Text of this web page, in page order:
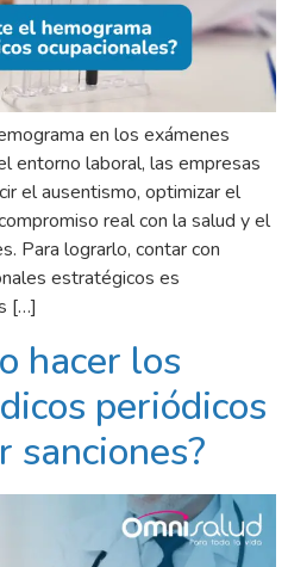
en los exámenes
entorno laboral, las empresas
el ausentismo, optimizar el
real con la salud y el
Para lograrlo, contar con
estratégicos es
[…]
hacer los
periódicos
sanciones?